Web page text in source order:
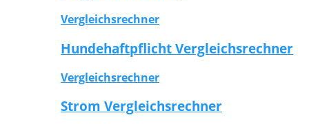
Vergleichsrechner
Hundehaftpflicht Vergleichsrechner
Vergleichsrechner
Strom Vergleichsrechner